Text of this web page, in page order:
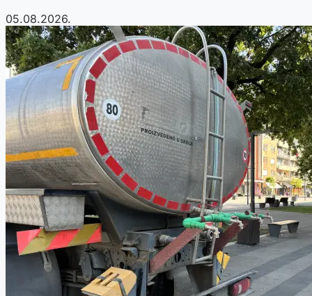
05.08.2026.